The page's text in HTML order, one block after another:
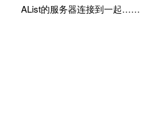
AList的服务器连接到一起……